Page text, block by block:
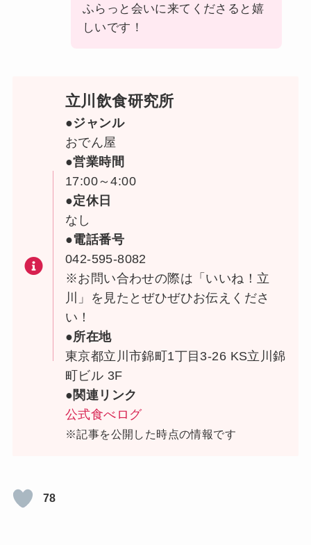
ふらっと会いに来てくださると嬉
しいです！
立川飲食研究所
●ジャンル
おでん屋
●営業時間
17:00～4:00
●定休日
なし
●電話番号
042-595-8082
※お問い合わせの際は「いいね！立
川」を見たとぜひぜひお伝えくださ
い！
●所在地
東京都立川市錦町1丁目3-26 KS立川錦
町ビル 3F
●関連リンク
公式食べログ
※記事を公開した時点の情報です
78